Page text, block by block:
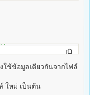
ใช้ข้อมูลเดียวกันจากไฟล์
ใหม่ เป็นต้น